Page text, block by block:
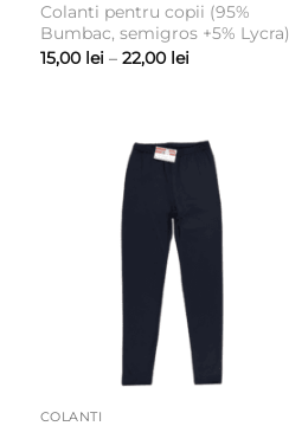
Colanti pentru copii (95%
Bumbac, semigros +5% Lycra)
15,00 lei – 22,00 leiInterval
la
22,00 lei
COLANTI